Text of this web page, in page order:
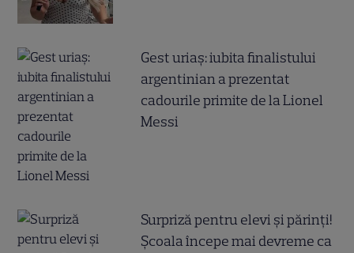
Gest uriaș: iubita finalistului
argentinian a prezentat
cadourile primite de la Lionel
Messi
Surpriză pentru elevi și părinți!
Școala începe mai devreme ca